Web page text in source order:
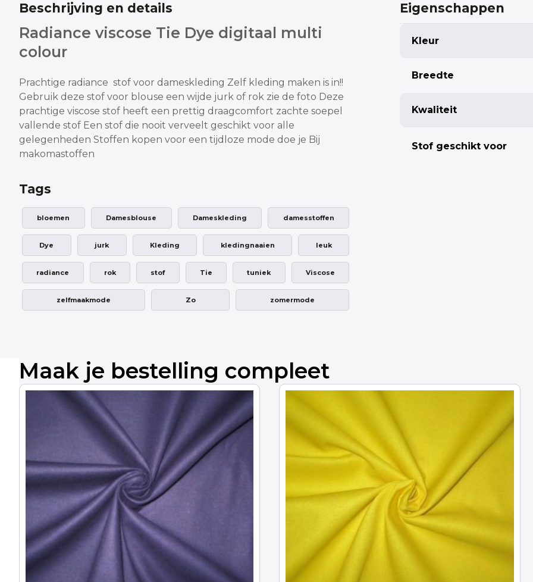
Beschrijving en details
Radiance viscose Tie Dye digitaal multi
colour
Prachtige radiance stof voor dameskleding Zelf kleding maken is in!!
Gebruik deze stof voor blouse een wijde jurk of rok zie de foto Deze
prachtige viscose stof heeft een prettig draagcomfort zachte soepel
vallende stof Een stof die nooit verveelt geschikt voor alle
gelegenheden Stoffen kopen voor een tijdloze mode doe je Bij
makomastoffen
Tags
bloemen Damesblouse Dameskleding damesstoffen
Dye jurk Kleding kledingnaaien leuk
radiance rok stof Tie tuniek Viscose
zelfmaakmode Zo zomermode
Eigenschappen
Kleur
Breedte
Kwaliteit
Stof geschikt voor
Maak je bestelling compleet